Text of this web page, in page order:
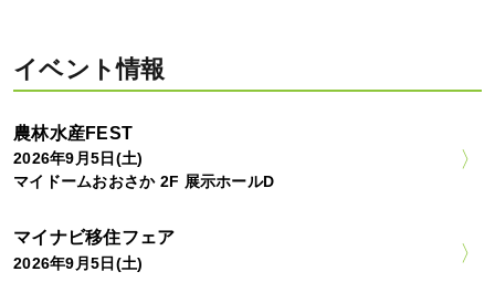
イベント情報
農林水産FEST
2026年9月5日(土)
マイドームおおさか 2F 展示ホールD
マイナビ移住フェア
2026年9月5日(土)